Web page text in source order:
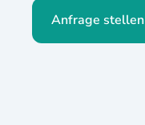
Anfrage stellen